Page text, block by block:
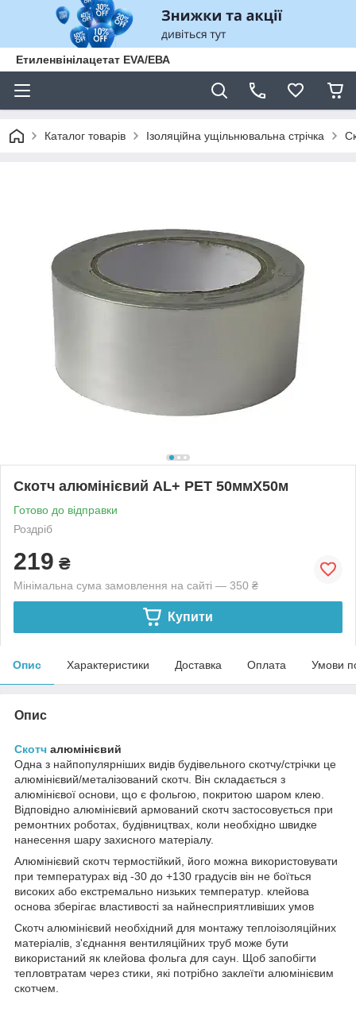
Етиленвінілацетат EVA/ЕВА
Каталог товарів Ізоляційна ущільнювальна стрічка
Скотч алюмінієвий AL+ PET 50ммХ50м
Готово до відправки
Роздріб
219 ₴
Мінімальна сума замовлення на сайті — 350 ₴
Купити
Опис Характеристики Доставка Оплата Умови
Опис
Скотч алюмінієвий
Одна з найпопулярніших видів будівельного скотчу/стрічки це
алюмінієвий/металізований скотч. Він складається з
алюмінієвої основи, що є фольгою, покритою шаром клею.
Відповідно алюмінієвий армований скотч застосовується при
ремонтних роботах, будівництвах, коли необхідно швидке
нанесення шару захисного матеріалу.
Алюмінієвий скотч термостійкий, його можна використовувати
при температурах від -30 до +130 градусів він не боїться
високих або екстремально низьких температур. клейова
основа зберігає властивості за найнесприятливіших умов
Скотч алюмінієвий необхідний для монтажу теплоізоляційних
матеріалів, з'єднання вентиляційних труб може бути
використаний як клейова фольга для саун. Щоб запобігти
тепловтратам через стики, які потрібно заклеїти алюмінієвим
скотчем.